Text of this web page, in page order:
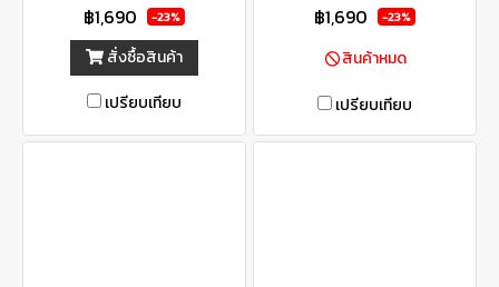
฿1,690 -23%
สั่งซื้อสินค้า
เปรียบเทียบ
฿1,690 -23%
สินค้าหมด
เปรียบเทียบ